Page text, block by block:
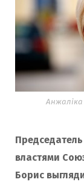
властями
Борис